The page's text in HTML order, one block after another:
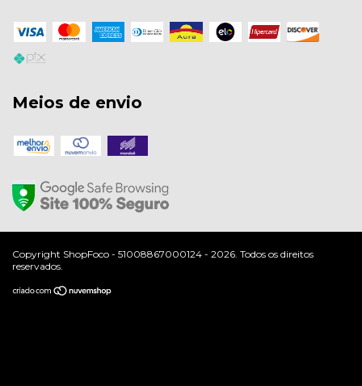
Meios de envio
Copyright ShopFoco - 51008867000124 - 2026. Todos os direitos
reservados.